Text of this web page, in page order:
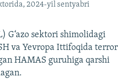
2024-yil sentyabri
G‘azo sektori shimolidagi
va Yevropa Ittifoqida terror
HAMAS guruhiga qarshi